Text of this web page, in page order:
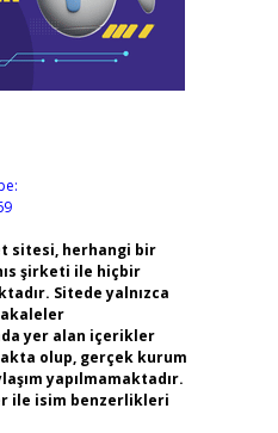
sitesi, herhangi bir
şirketi ile hiçbir
Sitede yalnızca
yer alan içerikler
olup, gerçek kurum
yapılmamaktadır.
ile isim benzerlikleri